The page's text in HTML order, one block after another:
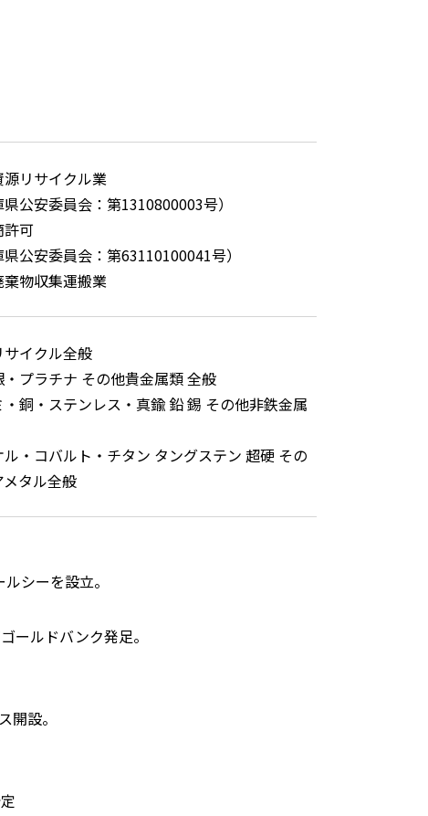
源リサイクル業
県公安委員会：第1310800003号）
許可
県公安委員会：第63110100041号）
棄物収集運搬業
サイクル全般
プラチナ その他貴金属類 全般
・銅・ステンレス・真鍮 鉛 錫 その他非鉄金属
ル・コバルト・チタン タングステン 超硬 その
タル全般
シーを設立。
ールドバンク発足。
開設。